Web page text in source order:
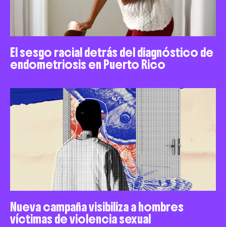
El sesgo racial detrás del diagnóstico de
endometriosis en Puerto Rico
Nueva campaña visibiliza a hombres
víctimas de violencia sexual